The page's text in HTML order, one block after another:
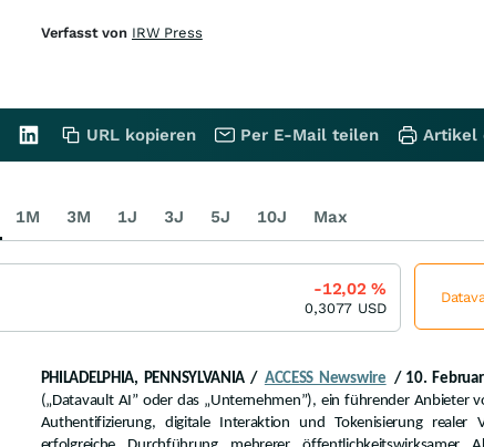
PHILADELPHIA, PENNSYLVANIA / ACCESS Newswire / 10.
(„Datavault AI” oder das „Unternehmen”), ein führender Anbieter
Authentifizierung, digitale Interaktion und Tokenisierung realer
Verfasst von IRW Press
URL kopieren Per E-Mail teilen Artikel
1M 3M 1J 3J 5J 10J Max
-12,02%
0,3077 USD